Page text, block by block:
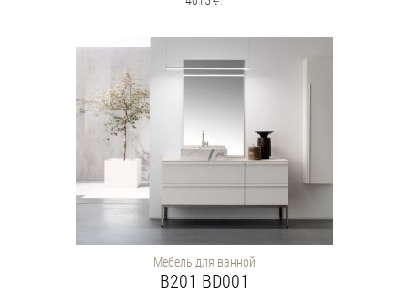
Мебель для ванной
B201 BD001